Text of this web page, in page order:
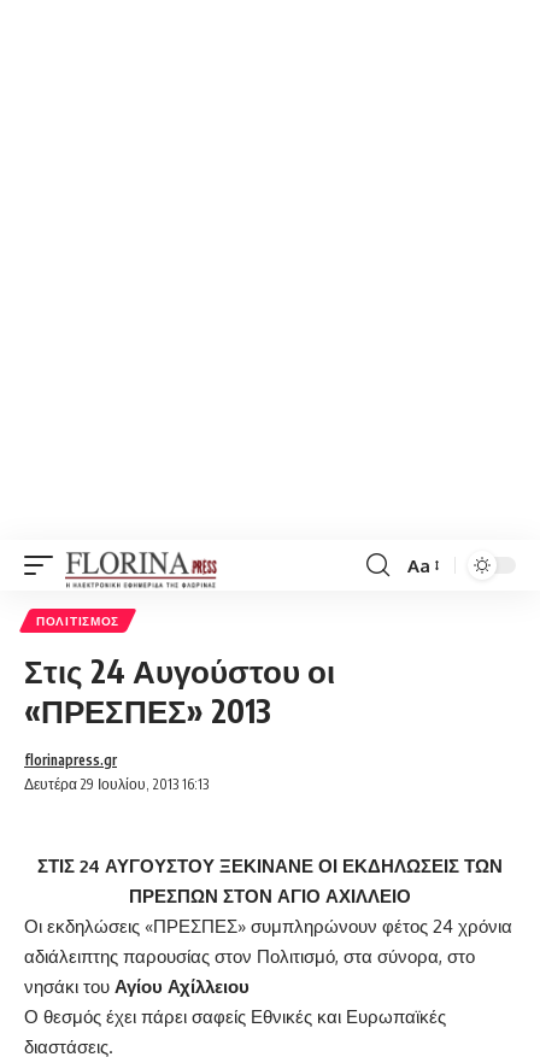
Font
Aa
ΠΟΛΙΤΙΣΜΌΣ
Στις 24 Αυγούστου οι
«ΠΡΕΣΠΕΣ» 2013
Δευτέρα 29 Ιουλίου, 2013 16:13
florinapress.gr
ΣΤΙΣ 24 ΑΥΓΟΥΣΤΟΥ ΞΕΚΙΝΑΝΕ ΟΙ ΕΚΔΗΛΩΣΕΙΣ ΤΩΝ
ΠΡΕΣΠΩΝ ΣΤΟΝ ΑΓΙΟ ΑΧΙΛΛΕΙΟ
Οι εκδηλώσεις «ΠΡΕΣΠΕΣ» συμπληρώνουν φέτος 24 χρόνια
αδιάλειπτης παρουσίας στον Πολιτισμό, στα σύνορα, στο
νησάκι του Αγίου Αχίλλειου
Ο θεσμός έχει πάρει σαφείς Εθνικές και Ευρωπαϊκές
διαστάσεις.